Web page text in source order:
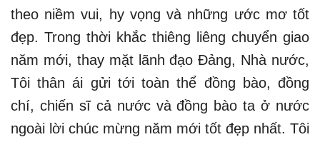
theo niềm vui, hy vọng và những ước mơ tốt
đẹp. Trong thời khắc thiêng liêng chuyển giao
năm mới, thay mặt lãnh đạo Đảng, Nhà nước,
Tôi thân ái gửi tới toàn thể đồng bào, đồng
chí, chiến sĩ cả nước và đồng bào ta ở nước
ngoài lời chúc mừng năm mới tốt đẹp nhất. Tôi